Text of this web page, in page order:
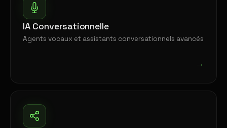
IA Conversationnelle
Agents vocaux et assistants conversationnels avancés
→